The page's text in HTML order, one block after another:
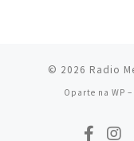
© 2026 Radio
Oparte na WP